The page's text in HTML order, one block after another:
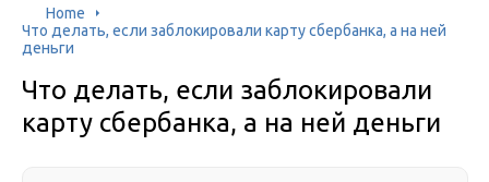
Home
Что делать, если заблокировали карту сбербанка, а на ней
деньги
Что делать, если заблокировали
карту сбербанка, а на ней деньги